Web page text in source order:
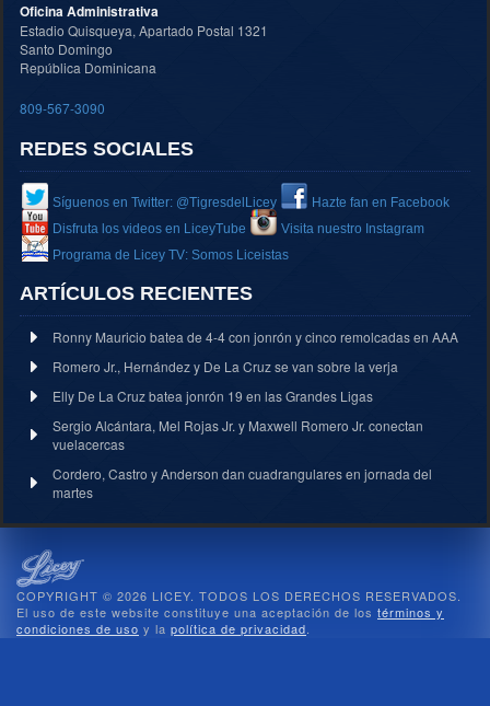
Oficina Administrativa
Estadio Quisqueya, Apartado Postal 1321
Santo Domingo
República Dominicana
809-567-3090
REDES SOCIALES
Síguenos en Twitter: @TigresdelLicey
Hazte fan en Facebook
Disfruta los videos en LiceyTube
Visita nuestro Instagram
Programa de Licey TV: Somos Liceistas
ARTÍCULOS RECIENTES
Ronny Mauricio batea de 4-4 con jonrón y cinco remolcadas en AAA
Romero Jr., Hernández y De La Cruz se van sobre la verja
Elly De La Cruz batea jonrón 19 en las Grandes Ligas
Sergio Alcántara, Mel Rojas Jr. y Maxwell Romero Jr. conectan
vuelacercas
Cordero, Castro y Anderson dan cuadrangulares en jornada del
martes
COPYRIGHT © 2026 LICEY. TODOS LOS DERECHOS RESERVADOS.
El uso de este website constituye una aceptación de los términos y
condiciones de uso y la política de privacidad